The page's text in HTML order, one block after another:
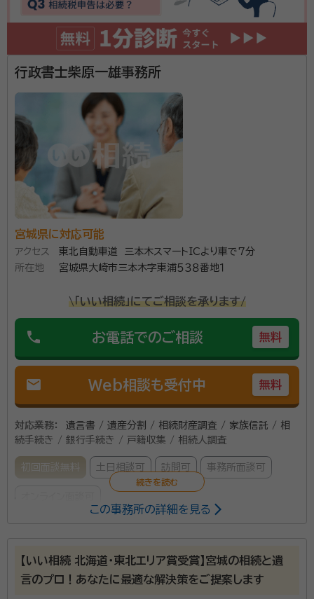
行政書士柴原一雄事務所
宮城県に対応可能
アクセス
東北自動車道 三本木スマートICより車で7分
所在地
宮城県大崎市三本木字東浦５３８番地１
\「いい相続」にてご相談を承ります/
phone お電話でのご相談 無料
mail Web相談も受付中 無料
対応業務：
遺言書 / 遺産分割 / 相続財産調査 / 家族信託 / 相
続手続き / 銀行手続き / 戸籍収集 / 相続人調査
初回面談無料 土日相談可 訪問可 事務所面談可
柴原 一雄（しばはら かずお） 行政書士
資格等：行政書士
この事務所の詳細を見る
【いい相続 北海道・東北エリア賞受賞】宮城の相続と遺
言のプロ！あなたに最適な解決策をご提案します